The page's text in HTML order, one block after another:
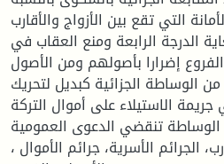
التي تقع بين الأزواج والأقارب
الدرجة الرابعة ومنع العقاب في
إضرارا بأصولهم ومن الأصول
الوساطة الجزائية كبديل لتحريك
الاستيلاء على أموال التركة
الوساطة تنقضي الدعوى العمومية .
الجرائم الأسرية، جرائم الأموال ،